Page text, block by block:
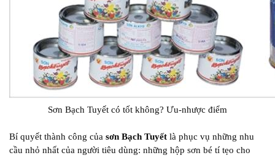
Sơn Bạch Tuyết có tốt không? Ưu-nhược điểm
Bí quyết thành công của sơn Bạch Tuyết là phục vụ những nhu
cầu nhỏ nhất của người tiêu dùng: những hộp sơn bé tí tẹo cho